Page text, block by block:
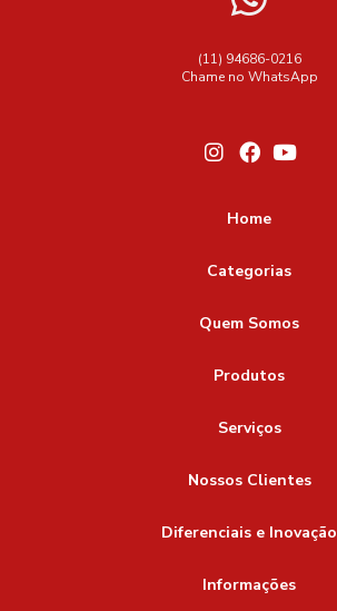
(11) 94686-0216
Chame no WhatsApp
Home
Categorias
Quem Somos
Produtos
Serviços
Nossos Clientes
Diferenciais e Inovação
Informações